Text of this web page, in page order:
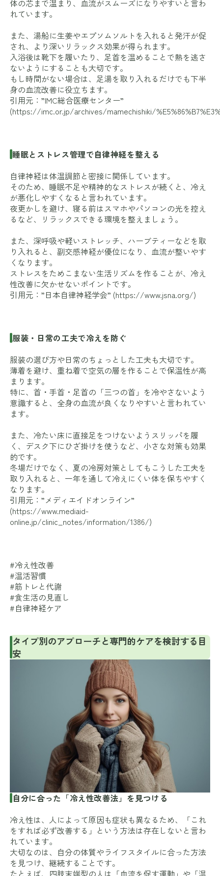
体の芯まで温まり、血流がスムーズになりやすいと言わ
れています。
また、湯船に生姜やエプソムソルトを入れると発汗が促
され、より深いリラックス効果が得られます。
入浴後は靴下を履いたり、足首を温めることで熱を逃さ
ないようにすることも大切です。
もし時間がない場合は、足湯を取り入れるだけでも下半
身の血流改善に役立ちます。
引用元：”IMC総合医療センター”
(https://imc.or.jp/archives/mamechishiki/
睡眠とストレス管理で自律神経を整える
自律神経は体温調節と密接に関係しています。
そのため、睡眠不足や精神的なストレスが続くと、冷え
が悪化しやすくなると言われています。
夜更かしを避け、寝る前はスマホやパソコンの光を控え
るなど、リラックスできる環境を整えましょう。
また、深呼吸や軽いストレッチ、ハーブティーなどを取
り入れると、副交感神経が優位になり、血流が整いやす
くなります。
ストレスをためこまない生活リズムを作ることが、冷え
性改善に欠かせないポイントです。
引用元：”日本自律神経学会” (https://www.jsna.org/)
服装・日常の工夫で冷えを防ぐ
服装の選び方や日常のちょっとした工夫も大切です。
薄着を避け、重ね着で空気の層を作ることで保温性が高
まります。
特に、首・手首・足首の「三つの首」を冷やさないよう
意識すると、全身の血流が良くなりやすいと言われてい
ます。
また、冷たい床に直接足をつけないようスリッパを履
く、デスク下にひざ掛けを使うなど、小さな対策も効果
的です。
冬場だけでなく、夏の冷房対策としてもこうした工夫を
取り入れると、一年を通して冷えにくい体を保ちやすく
なります。
引用元：”メディエイドオンライン”
(https://www.mediaid-
online.jp/clinic_notes/information/1386/)
#冷え性改善
#温活習慣
#筋トレと代謝
#食生活の見直し
#自律神経ケア
タイプ別のアプローチと専門的ケアを検討する目
安
自分に合った「冷え性改善法」を見つける
冷え性は、人によって原因も症状も異なるため、「これ
をすれば必ず改善する」という方法は存在しないと言わ
れています。
大切なのは、自分の体質やライフスタイルに合った方法
を見つけ、継続することです。
たとえば、四肢末端型の人は「血流を促す運動」や「温